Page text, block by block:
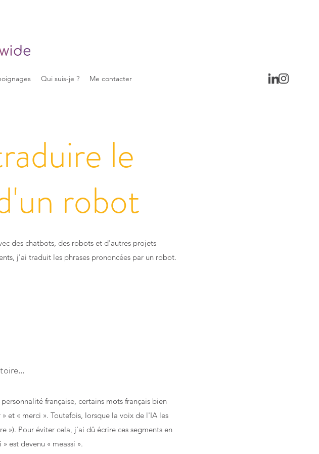
Qui suis-je ? Me contacter
le
robot
des chatbots, des robots et d'autres projets
j'ai traduit les phrases prononcées par un robot.
française, certains mots français bien
et « merci ». Toutefois, lorsque la voix de l'IA les
»). Pour éviter cela, j'ai dû écrire ces segments en
est devenu « meassi ».